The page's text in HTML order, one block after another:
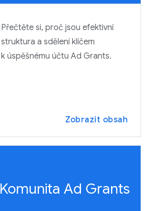
Přečtěte si, proč jsou efektivní
struktura a sdělení klíčem
k úspěšnému účtu Ad Grants.
Zobrazit obsah
Komunita Ad Grants